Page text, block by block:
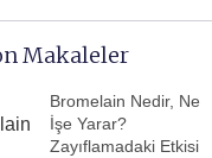
Makaleler
Bromelain Nedir, Ne
İşe Yarar?
Zayıflamadaki Etkisi